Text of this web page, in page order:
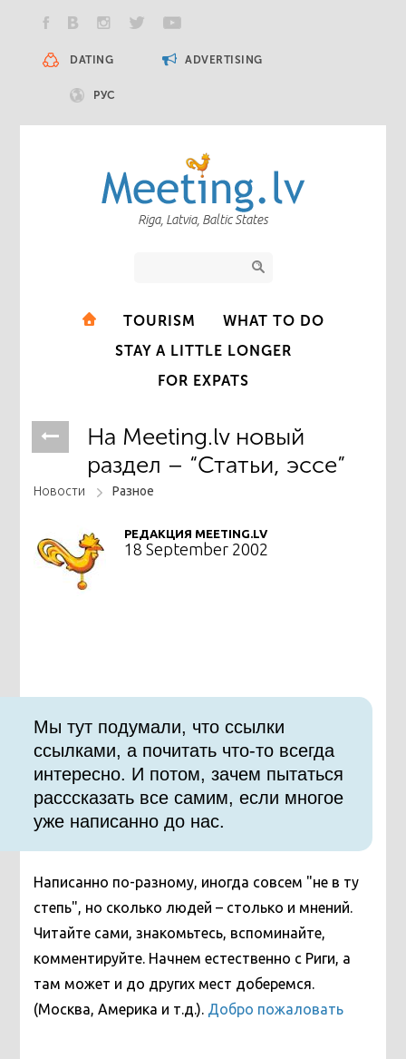
DATING ADVERTISING
РУС
Riga, Latvia, Baltic States
TOURISM
WHAT TO DO
STAY A LITTLE LONGER
FOR EXPATS
На Meeting.lv новый
раздел – “Статьи, эссе”
Новости Разное
РЕДАКЦИЯ MEETING.LV
18 September 2002
Мы тут подумали, что ссылки
ссылками, а почитать что-то всегда
интересно. И потом, зачем пытаться
расссказать все самим, если многое
уже написанно до нас.
Написанно по-разному, иногда совсем "не в ту
степь", но сколько людей – столько и мнений.
Читайте сами, знакомьтесь, вспоминайте,
комментируйте. Начнем естественно с Риги, а
там может и до других мест доберемся.
(Москва, Америка и т.д.). Добро пожаловать